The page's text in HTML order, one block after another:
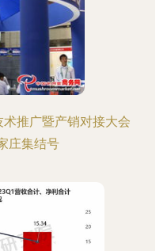
推广暨产销对接大会
庄集结号